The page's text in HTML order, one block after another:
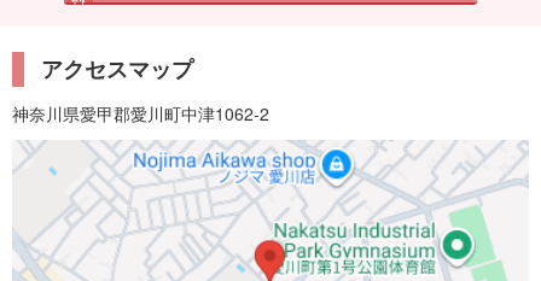
アクセスマップ
神奈川県愛甲郡愛川町中津1062-2